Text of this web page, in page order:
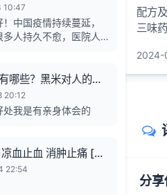
关键的时段
10:47
中国疫情持续蔓延，
人持久不愈，医院人
外的预言也说了这几
刘伯温在预言中说 "贫
一万留二三”,“贫富若
到眼前”, 预言中也告诉
有个美好的未来，请
认真了解，内有躲避
网址1：
址2：
哪些？黑米对人的长
20:12
我是有亲身体会的
血止血 消肿止痛 [治
炎-一味妙方
22:54
配方
三味
2024-
分